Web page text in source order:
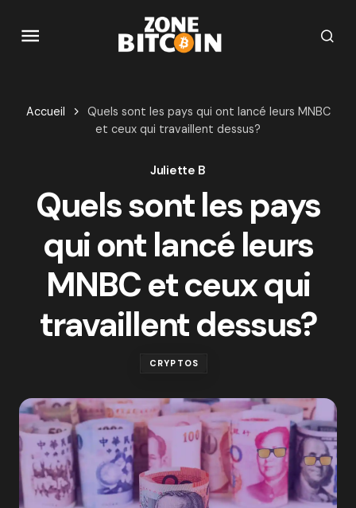
Accueil
Quels sont les pays qui ont lancé leurs MNBC
et ceux qui travaillent dessus?
Juliette B
Quels sont les pays
qui ont lancé leurs
MNBC et ceux qui
travaillent dessus?
CRYPTOS